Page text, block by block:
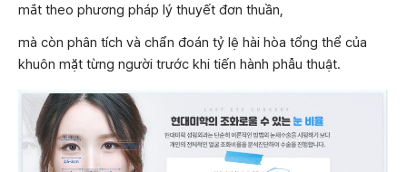
mắt theo phương pháp lý thuyết đơn thuần,
mà còn phân tích và chẩn đoán tỷ lệ hài hòa tổng thể của
khuôn mặt từng người trước khi tiến hành phẫu thuật.